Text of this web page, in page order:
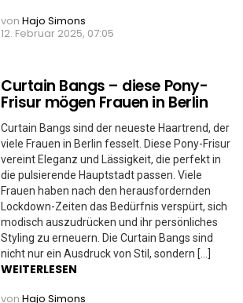
von Hajo Simons
12. Februar 2025, 07:05
Curtain Bangs – diese Pony-
Frisur mögen Frauen in Berlin
Curtain Bangs sind der neueste Haartrend, der
viele Frauen in Berlin fesselt. Diese Pony-Frisur
vereint Eleganz und Lässigkeit, die perfekt in
die pulsierende Hauptstadt passen. Viele
Frauen haben nach den herausfordernden
Lockdown-Zeiten das Bedürfnis verspürt, sich
modisch auszudrücken und ihr persönliches
Styling zu erneuern. Die Curtain Bangs sind
nicht nur ein Ausdruck von Stil, sondern […]
WEITERLESEN
von Hajo Simons